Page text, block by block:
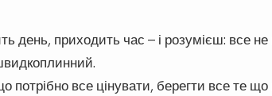
день, приходить час – і розумієш: все
потрібно все цінувати, берегти все те